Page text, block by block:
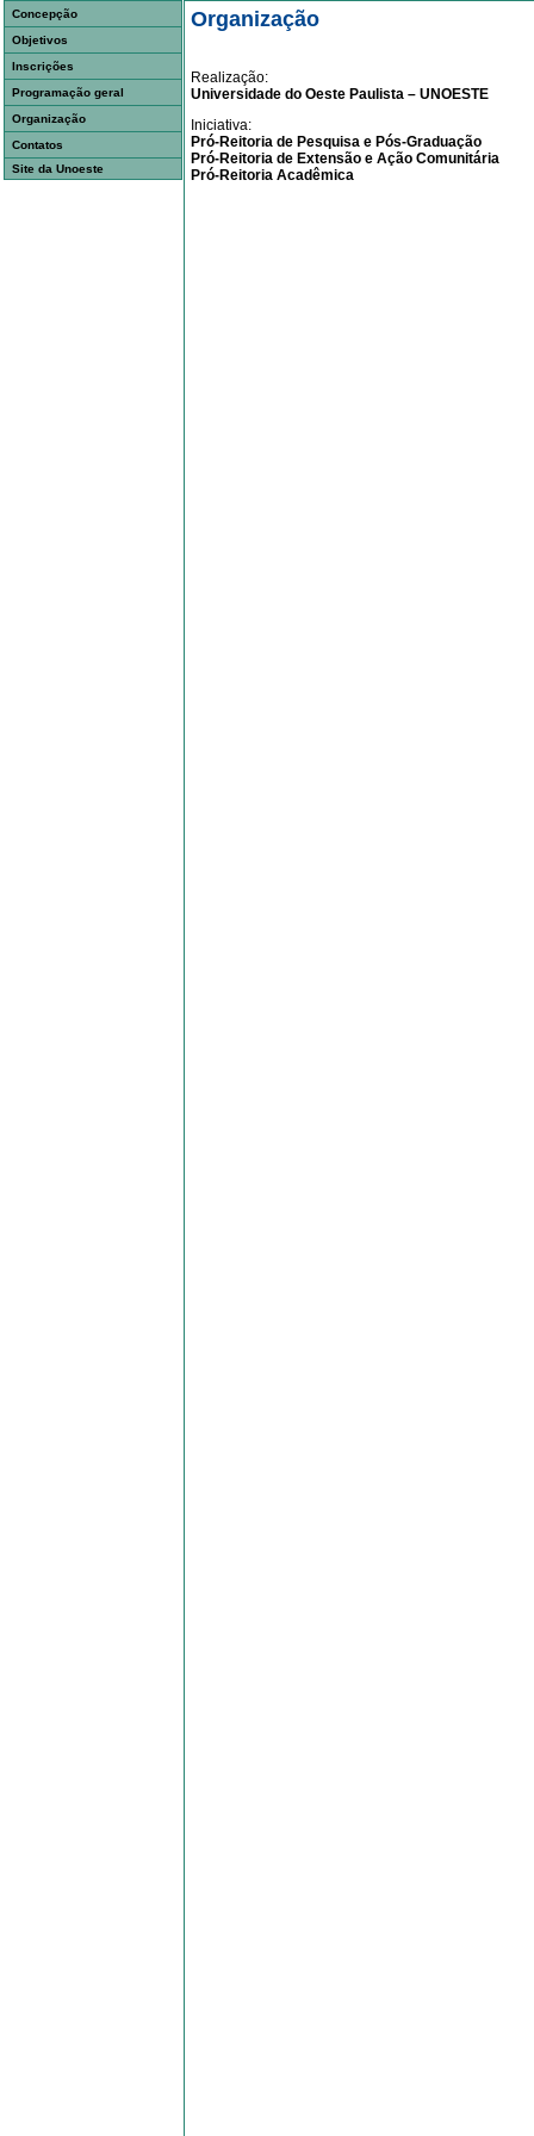
Organização
Realização:
Universidade do Oeste Paulista – UNOESTE
Iniciativa:
Pró-Reitoria de Pesquisa e Pós-Graduação
Pró-Reitoria de Extensão e Ação Comunitária
Pró-Reitoria Acadêmica
Concepção
Objetivos
Inscrições
Programação geral
Organização
Contatos
Site da Unoeste